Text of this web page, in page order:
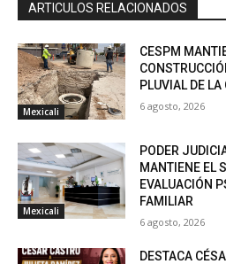
ARTICULOS RELACIONADOS
Mexicali
CESPM
PLUVIAL DE LA
6 agosto, 2026
Mexicali
PODER
MANTIENE EL
EVALUACIÓN
FAMILIAR
6 agosto, 2026
DESTACA